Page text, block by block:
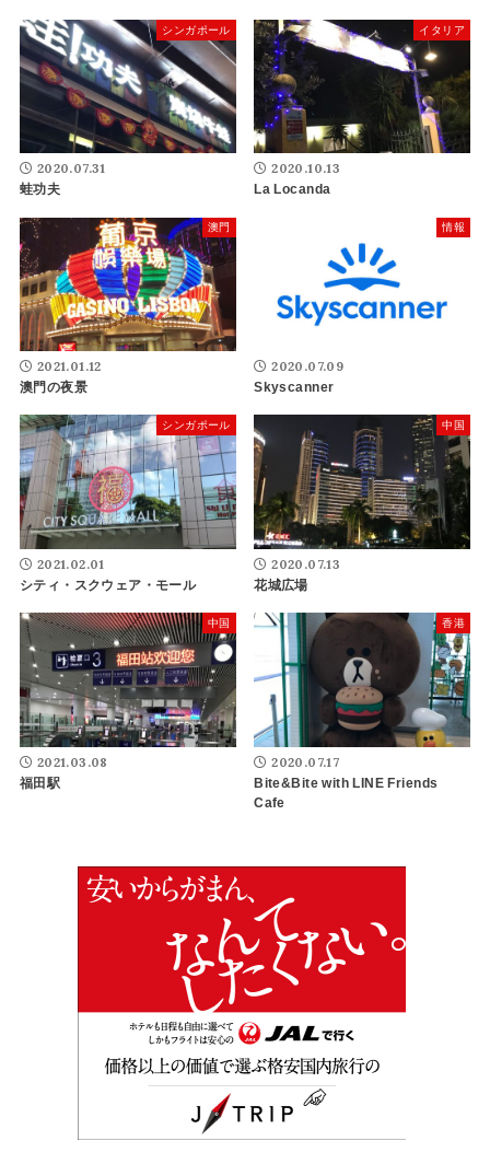
シンガポール
2020.07.31
蛙功夫
イタリア
2020.10.13
La Locanda
澳門
2021.01.12
澳門の夜景
情報
2020.07.09
Skyscanner
シンガポール
2021.02.01
シティ・スクウェア・モール
中国
2020.07.13
花城広場
中国
2021.03.08
福田駅
香港
2020.07.17
Bite&Bite with LINE Friends
Cafe